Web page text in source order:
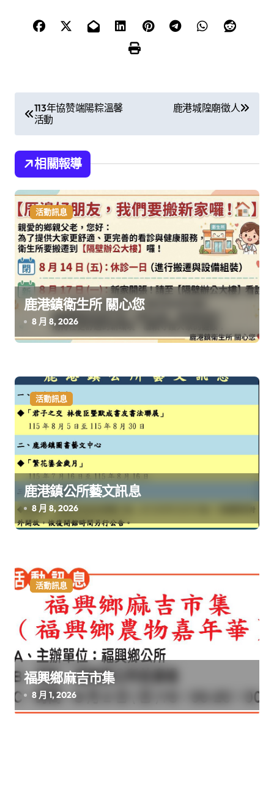
文
章
導
覽
113年協赞端陽粽溫馨
活動
鹿港城隍廟徵人
相關報導
活動訊息
鹿港鎮衛生所 關心您
8 月 8, 2026
活動訊息
鹿港鎮公所藝文訊息
8 月 8, 2026
活動訊息
福興鄉麻吉市集
8 月 1, 2026